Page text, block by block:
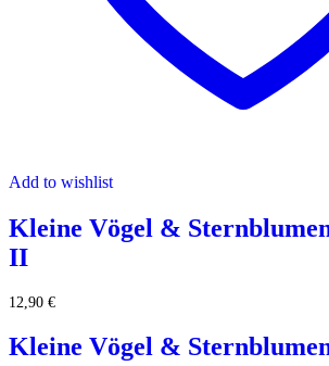
Add to wishlist
Kleine Vögel &
II
12,90 €
Kleine Vögel &